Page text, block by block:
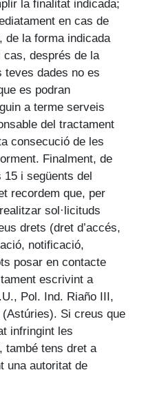
la finalitat indicada;
en cas de
de la forma indicada
cas, després de la
teves dades no es
es podran
a terme serveis
del tractament
consecució de les
Finalment, de
i següents del
recordem que, per
sol·licituds
drets (dret d’accés,
notificació,
posar en contacte
escrivint a
Pol. Ind. Riaño III,
(Astúries). Si creus que
infringint les
també tens dret a
una autoritat de